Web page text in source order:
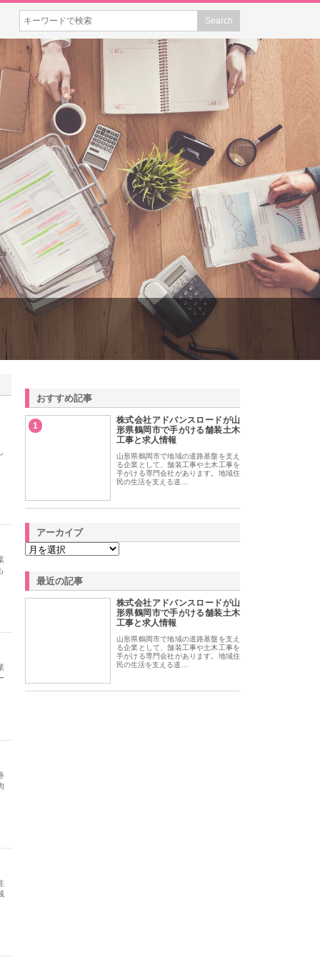
おすすめ記事
1
株式会社アドバンスロードが山
形県鶴岡市で手がける舗装土木
工事と求人情報
山形県鶴岡市で地域の道路基盤を支え
る企業として、舗装工事や土木工事を
手がける専門会社があります。地域住
民の生活を支える道…
アーカイブ
最近の記事
株式会社アドバンスロードが山
形県鶴岡市で手がける舗装土木
工事と求人情報
山形県鶴岡市で地域の道路基盤を支え
る企業として、舗装工事や土木工事を
手がける専門会社があります。地域住
民の生活を支える道…